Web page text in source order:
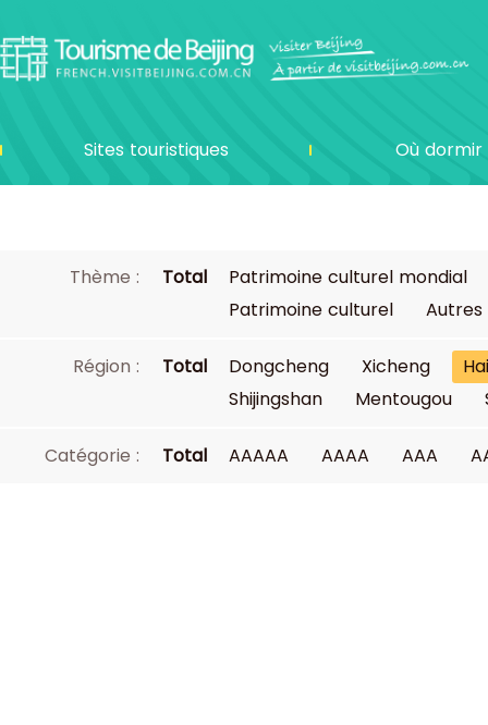
Sites touristiques Où dormir
Thème : Total
Patrimoine culturel mondial
Patrimoine culturel
Autres
Région : Total Dongcheng Xicheng
Shijingshan
Mentougou
Catégorie : Total AAAAA AAAA AAA